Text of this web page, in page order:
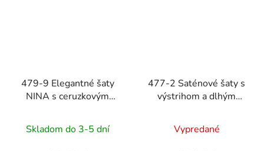
479-9 Elegantné šaty
NINA s ceruzkovým
opaskom - čierne
Skladom do 3-5 dní
477-2 Saténové šaty s
výstrihom a dlhým
Vypredané